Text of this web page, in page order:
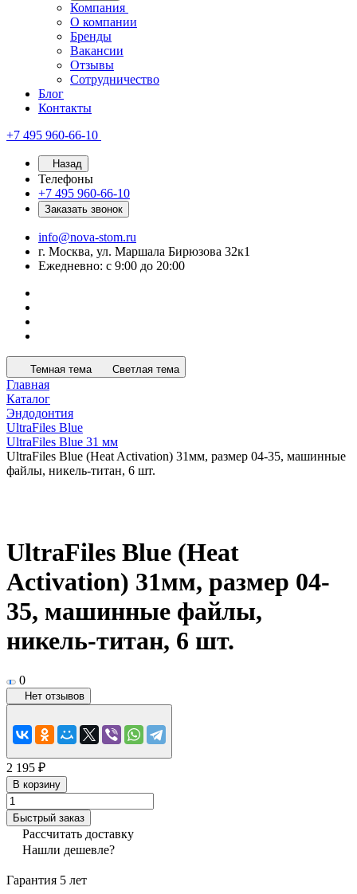
Компания
О компании
Бренды
Вакансии
Отзывы
Сотрудничество
Блог
Контакты
+7 495 960-66-10
Назад
Телефоны
+7 495 960-66-10
Заказать звонок
info@nova-stom.ru
г. Москва, ул. Маршала Бирюзова 32к1
Ежедневно: с 9:00 до 20:00
Темная тема Светлая тема
Главная
Каталог
Эндодонтия
UltraFiles Blue
UltraFiles Blue 31 мм
UltraFiles Blue (Heat Activation) 31мм, размер 04-35, машинные
файлы, никель-титан, 6 шт.
UltraFiles Blue (Heat
Activation) 31мм, размер 04-
35, машинные файлы,
никель-титан, 6 шт.
0
Нет отзывов
2 195 ₽
В корзину
Быстрый заказ
Рассчитать доставку
Нашли дешевле?
Гарантия 5 лет